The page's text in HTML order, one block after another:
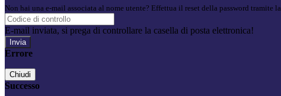
Non hai una e-mail associata al nome utente? Effettua il reset della password tramite la
E-mail inviata, si prega di controllare la casella di posta elettronica!
Errore
Chiudi
Successo